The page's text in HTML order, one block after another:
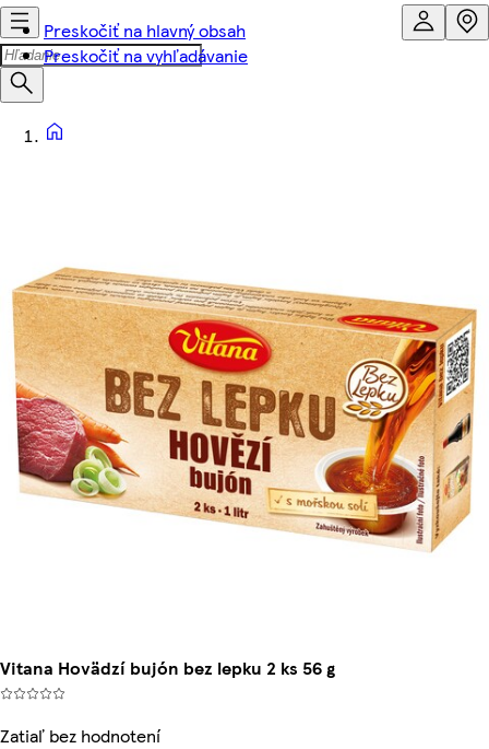
Preskočiť na hlavný obsah
Preskočiť na vyhľadávanie
Vitana Hovädzí bujón bez lepku 2 ks 56 g
Zatiaľ bez hodnotení